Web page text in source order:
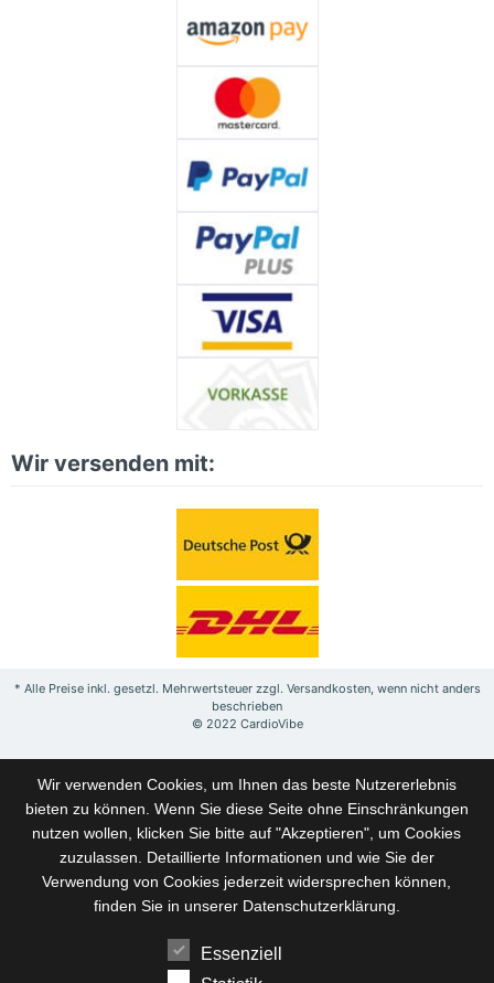
Wir versenden mit:
* Alle Preise inkl. gesetzl. Mehrwertsteuer zzgl. Versandkosten, wenn nicht anders
beschrieben
© 2022 CardioVibe
Wir verwenden Cookies, um Ihnen das beste Nutzererlebnis
bieten zu können. Wenn Sie diese Seite ohne Einschränkungen
nutzen wollen, klicken Sie bitte auf "Akzeptieren", um Cookies
zuzulassen. Detaillierte Informationen und wie Sie der
Verwendung von Cookies jederzeit widersprechen können,
finden Sie in unserer Datenschutzerklärung.
Essenziell